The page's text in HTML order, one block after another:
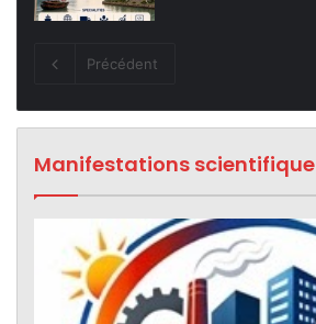
Précédent
Manifestations scientifique